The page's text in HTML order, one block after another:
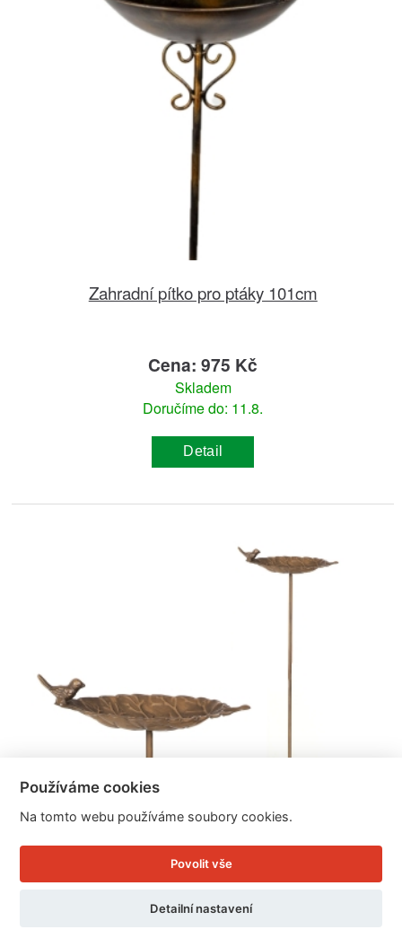
Zahradní pítko pro ptáky 101cm
Cena: 975 Kč
Skladem
Doručíme do: 11.8.
Detail
Kovový zápich do zahrady 86cm s pítkem
Používáme cookies
Na tomto webu používáme soubory cookies.
Povolit vše
Detailní nastavení